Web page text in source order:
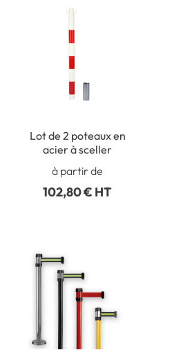
Lot de 2 poteaux en
acier à sceller
à partir de
102,80 € HT